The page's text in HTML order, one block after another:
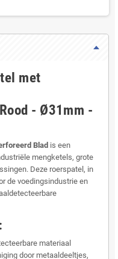
met
- Ø31mm -
Blad is een
mengketels, grote
Deze roerspatel, in
de voedingsindustrie en
materiaal
door metaaldeeltjes,